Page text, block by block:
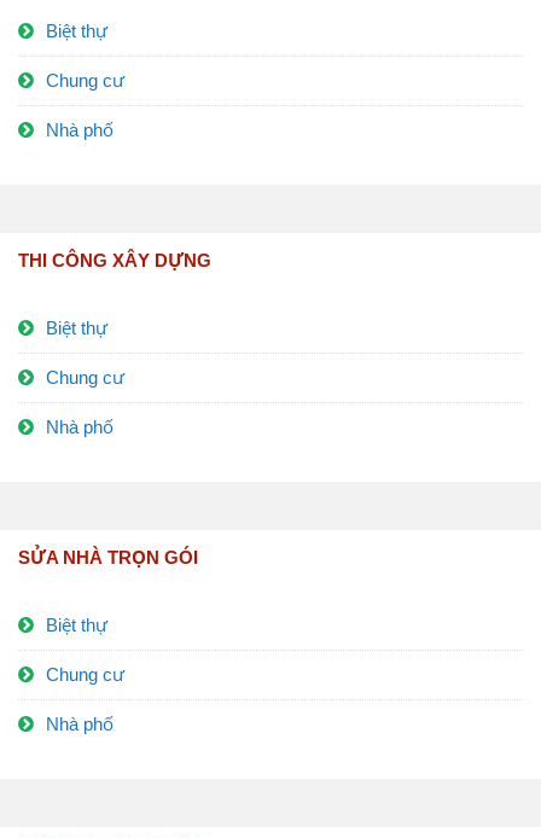
Biệt thự
Chung cư
Nhà phố
THI CÔNG XÂY DỰNG
Biệt thự
Chung cư
Nhà phố
SỬA NHÀ TRỌN GÓI
Biệt thự
Chung cư
Nhà phố